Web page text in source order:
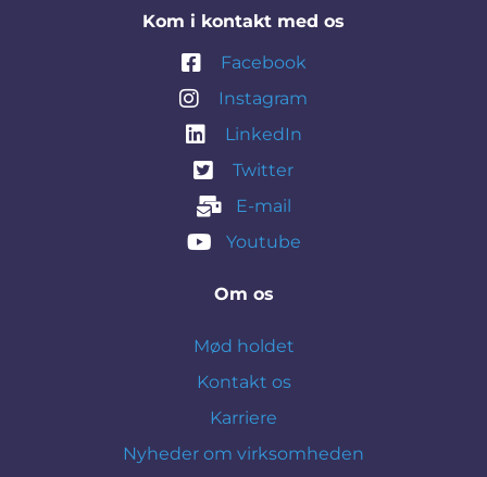
Kom i kontakt med os
Facebook
Instagram
LinkedIn
Twitter
E-mail
Youtube
Om os
Mød holdet
Kontakt os
Karriere
Nyheder om virksomheden